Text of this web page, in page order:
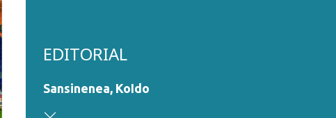
EDITORIAL
Sansinenea, KoIdo